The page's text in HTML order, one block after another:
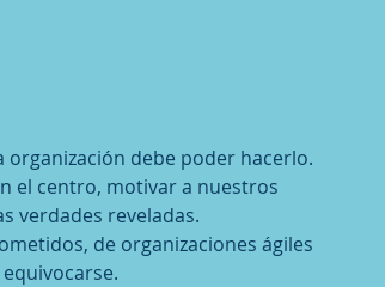
debe poder hacerlo.
el centro, motivar a nuestros
verdades reveladas.
de organizaciones ágiles